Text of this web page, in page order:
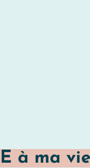
à ma